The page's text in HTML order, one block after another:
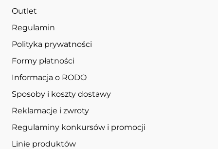
Outlet
Regulamin
Polityka prywatności
Formy płatności
Informacja o RODO
Sposoby i koszty dostawy
Reklamacje i zwroty
Regulaminy konkursów i promocji
Linie produktów